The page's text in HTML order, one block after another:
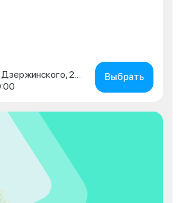
г. Краснодар, ул. имени Дзержинского, 231/2
Выбрать